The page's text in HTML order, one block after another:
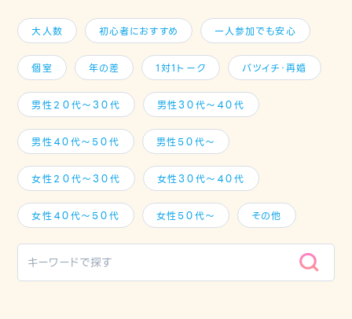
大人数 初心者におすすめ 一人参加でも安心
個室 年の差 1対1トーク バツイチ・再婚
男性２０代～３０代 男性３０代～４０代
男性４０代～５０代 男性５０代～
女性２０代～３０代 女性３０代～４０代
女性４０代～５０代 女性５０代～ その他